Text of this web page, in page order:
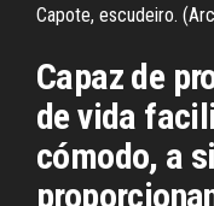
Capote, escudeiro.
Capaz de
de vida
cómodo, a